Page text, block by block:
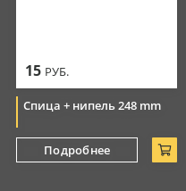
15 РУБ.
Спица + нипель 248 mm
Подробнее